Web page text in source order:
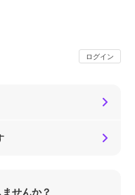
ログイン
せんか？